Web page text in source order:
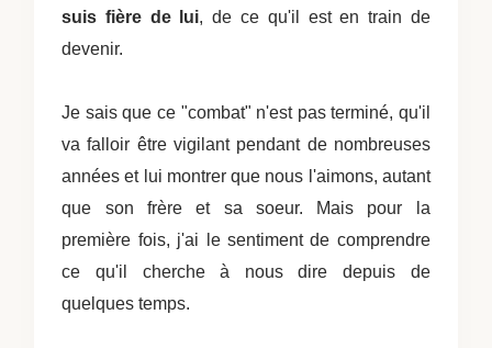
suis fière de lui, de ce qu'il est en train de
devenir.
Je sais que ce "combat" n'est pas terminé, qu'il
va falloir être vigilant pendant de nombreuses
années et lui montrer que nous l'aimons, autant
que son frère et sa soeur. Mais pour la
première fois, j'ai le sentiment de comprendre
ce qu'il cherche à nous dire depuis de
quelques temps.